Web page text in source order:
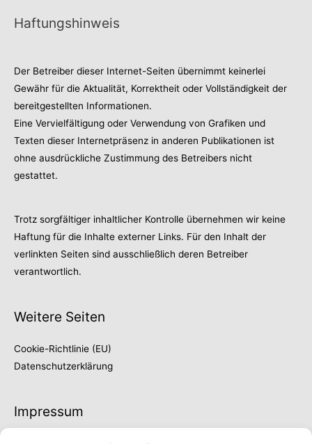
Haftungshinweis
Der Betreiber dieser Internet-Seiten übernimmt keinerlei
Gewähr für die Aktualität, Korrektheit oder Vollständigkeit der
bereitgestellten Informationen.
Eine Vervielfältigung oder Verwendung von Grafiken und
Texten dieser Internetpräsenz in anderen Publikationen ist
ohne ausdrückliche Zustimmung des Betreibers nicht
gestattet.
Trotz sorgfältiger inhaltlicher Kontrolle übernehmen wir keine
Haftung für die Inhalte externer Links. Für den Inhalt der
verlinkten Seiten sind ausschließlich deren Betreiber
verantwortlich.
Weitere Seiten
Cookie-Richtlinie (EU)
Datenschutzerklärung
Impressum